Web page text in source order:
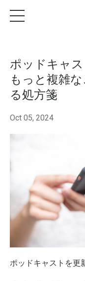
ポッドキャ
もっと複雑
る処方箋
Oct 05, 2024
ポッドキャストを更